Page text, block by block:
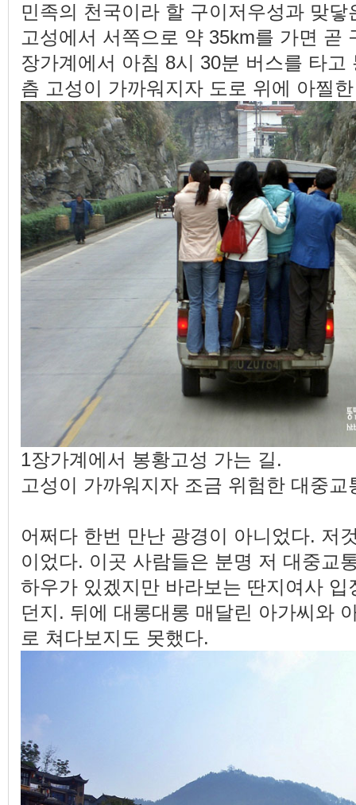
민족의 천국이라 할 구이저우성과 맞
고성에서 서쪽으로 약 35km를 가면 곧
장가계에서 아침 8시 30분 버스를 타
츰 고성이 가까워지자 도로 위에 아찔
1장가계에서 봉황고성 가는 길.
고성이 가까워지자 조금 위험한 대중교
어쩌다 한번 만난 광경이 아니었다. 저
이었다. 이곳 사람들은 분명 저 대중교
하우가 있겠지만 바라보는 딴지여사
던지. 뒤에 대롱대롱 매달린 아가씨와
로 쳐다보지도 못했다.